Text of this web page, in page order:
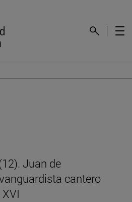
Juan de
cantero